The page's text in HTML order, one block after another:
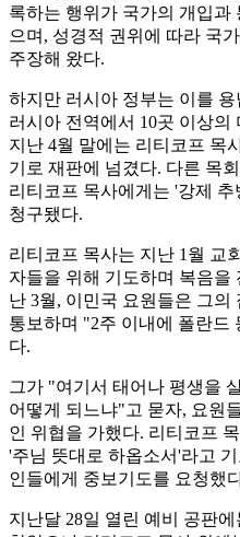
록하는 행위가 국가의 개입과
으며, 성경적 권위에 따라 국
주장해 왔다.
하지만 러시아 정부는 이를
러시아 전역에서 10곳 이상
지난 4월 말에는 리티코프 목
기로 재판에 넘겼다. 다른 목
리티코프 목사에게는 '강제 추
청구됐다.
리티코프 목사는 지난 1월 교
자들을 위해 기도하며 복음을
난 3월, 이민국 요원들은 그의
통보하며 "2주 이내에 폴란드
다.
그가 "여기서 태어나 평생을
어떻게 되느냐"고 묻자, 요원
인 위협을 가했다. 리티코프
'주님 뜻대로 하옵소서'라고
인들에게 중보기도를 요청했
지난달 28일 열린 예비 공판